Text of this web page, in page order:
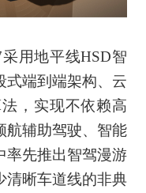
用地平线HSD智
式端到端架构、云
，实现不依赖高
航辅助驾驶、智能
率先推出智驾漫游
清晰车道线的非典